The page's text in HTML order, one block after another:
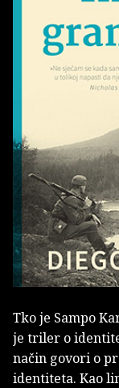
Tko je Sampo
je triler o
način govori o
identiteta. Kao